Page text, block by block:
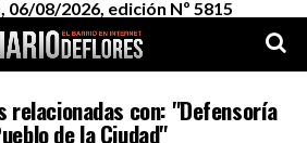
06/08/2026, edición Nº 5815
relacionadas con: "Defensoría
de la Ciudad"